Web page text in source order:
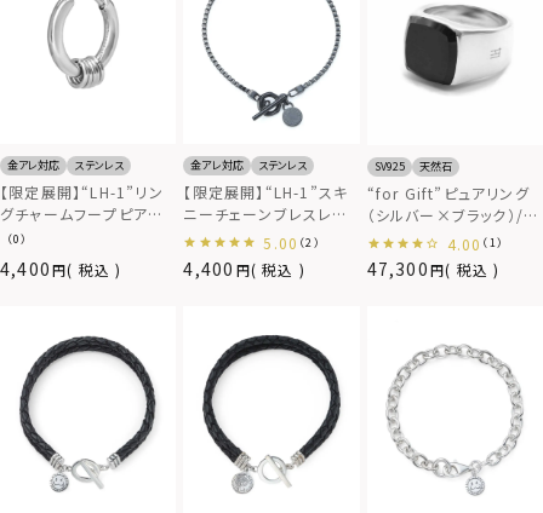
金アレ対応 ステンレス
【限定展開】“LH-1”リン
グチャームフープピアス/
サージカルステンレス（金
【LION HEART / ライオ
（0）
4,400 税込
金アレ対応 ステンレス
【限定展開】“LH-1”スキ
ニーチェーンブレスレット
（ベネチアン/ブラック）/
属アレルギー対応）
5.00 （2）
4,400 税込
SV925 天然石
“for Gift”ピュアリング
（シルバー×ブラック）/シ
ルバー925 4.00 （1）
47,300 税込